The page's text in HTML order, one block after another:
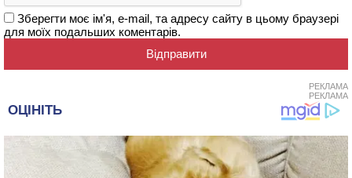
Зберегти моє ім'я, e-mail, та адресу сайту в цьому браузері
для моїх подальших коментарів.
РЕКЛАМА
РЕКЛАМА